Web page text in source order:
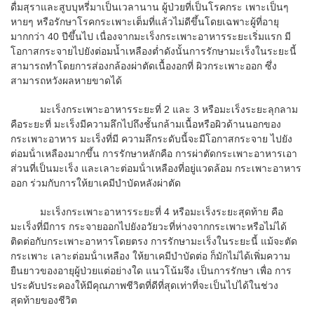
ดื่มสุราและสูบบุหรี่มาเป็นเวลานาน ผู้ป่วยที่เป็นโรคกระ เพาะเป็นๆ
หายๆ หรือรักษาโรคกระเพาะเต็มที่แล้วไม่ดีขึ้นโดยเฉพาะผู้ที่อายุ
มากกว่า 40 ปีขึ้นไป เนื่องจากมะเร็งกระเพาะอาหารระยะเริ่มแรก มี
โอกาสกระจายไปยังต่อมน้ำเหลืองต่ำดังนั้นการรักษามะเร็งในระยะนี้
สามารถทําโดยการส่องกล้องผ่าตัดเนื้องอกที่ ผิวกระเพาะออก ซึ่ง
สามารถหวังผลหายขาดได้
มะเร็งกระเพาะอาหารระยะที่ 2 และ 3 หรือมะเร็งระยะลุกลาม
คือระยะที่ มะเร็งมีความลึกไปถึงชั้นกล้ามเนื้อหรือผิวด้านนอกของ
กระเพาะอาหาร มะเร็งที่มี ความลึกระดับนี้จะมีโอกาสกระจาย ไปยัง
ต่อมน้ําเหลืองมากขึ้น การรักษาหลักคือ การผ่าตัดกระเพาะอาหารเอา
ส่วนที่เป็นมะเร็ง และเลาะต่อมน้ําเหลืองที่อยู่แวดล้อม กระเพาะอาหาร
ออก ร่วมกับการให้ยาเคมีบําบัดหลังผ่าตัด
มะเร็งกระเพาะอาหารระยะที่ 4 หรือมะเร็งระยะสุดท้าย คือ
มะเร็งที่มีการ กระจายออกไปยังอวัยวะที่ห่างจากกระเพาะหรือไม่ได้
ติดต่อกับกระเพาะอาหารโดยตรง การรักษามะเร็งในระยะนี้ แม้จะตัด
กระเพาะ เลาะต่อมน้ําเหลือง ให้ยาเคมีบําบัดต่อ ก็มักไม่ได้เพิ่มความ
ยืนยาวของอายุผู้ป่วยแต่อย่างใด แนวโน้มจึง เป็นการรักษา เพื่อ การ
ประคับประคองให้มีคุณภาพชีวิตที่ดีที่สุดเท่าที่จะเป็นไปได้ในช่วง
สุดท้ายของชีวิต